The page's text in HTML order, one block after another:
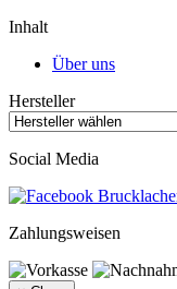
Inhalt
Über uns
Hersteller
Social Media
Zahlungsweisen